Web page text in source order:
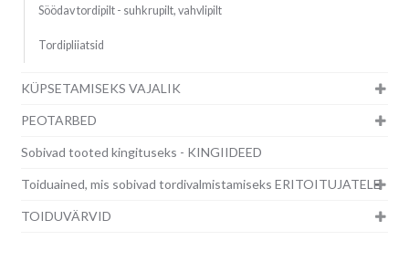
Söödav tordipilt - suhkrupilt, vahvlipilt
Tordipliiatsid
KÜPSETAMISEKS VAJALIK
PEOTARBED
Sobivad tooted kingituseks - KINGIIDEED
Toiduained, mis sobivad tordivalmistamiseks ERITOITUJATELE
TOIDUVÄRVID